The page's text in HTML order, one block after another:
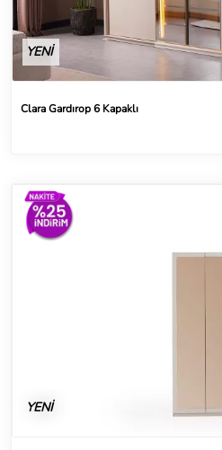
YENİ
Clara Gardırop 6 Kapaklı
YENİ